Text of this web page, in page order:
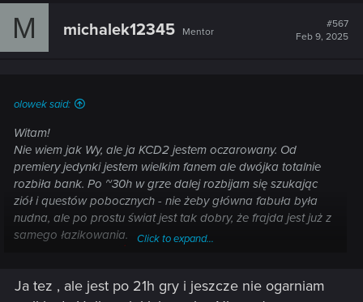
c
M michalek12345 Mentor
#567
Feb 9, 2025
olowek said:
Witam!
Nie wiem jak Wy, ale ja KCD2 jestem oczarowany. Od
premiery jedynki jestem wielkim fanem ale dwójka totalnie
rozbiła bank. Po ~30h w grze dalej rozbijam się szukając
ziół i questów pobocznych - nie żeby główna fabuła była
nudna, ale po prostu świat jest tak dobry, że frajda jest już z
samego łazikowania.
Click to expand...
Ja tez , ale jest po 21h gry i jeszcze nie ogarniam